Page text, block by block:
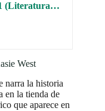
El corredor del laberinto 1 (Literatura Mágica 4)
West
narra la historia
en la tienda de
que aparece en